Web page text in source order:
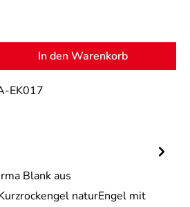
Gib den gewünschten
In den Warenkorb
EK017
Blank aus
naturEngel mit